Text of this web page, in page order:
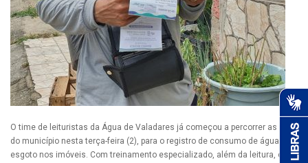
O time de leituristas da Água de Valadares já começou a percorrer as ruas
do município nesta terça-feira (2), para o registro de consumo de água e
esgoto nos imóveis. Com treinamento especializado, além da leitura, os